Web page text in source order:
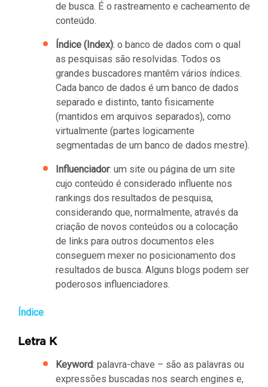
de busca. É o rastreamento e cacheamento de
conteúdo.
Índice (Index): o banco de dados com o qual
as pesquisas são resolvidas. Todos os
grandes buscadores mantêm vários índices.
Cada banco de dados é um banco de dados
separado e distinto, tanto fisicamente
(mantidos em arquivos separados), como
virtualmente (partes logicamente
segmentadas de um banco de dados mestre).
Influenciador: um site ou página de um site
cujo conteúdo é considerado influente nos
rankings dos resultados de pesquisa,
considerando que, normalmente, através da
criação de novos conteúdos ou a colocação
de links para outros documentos eles
conseguem mexer no posicionamento dos
resultados de busca. Alguns blogs podem ser
poderosos influenciadores.
Índice
Letra K
Keyword: palavra-chave – são as palavras ou
expressões buscadas nos search engines e,